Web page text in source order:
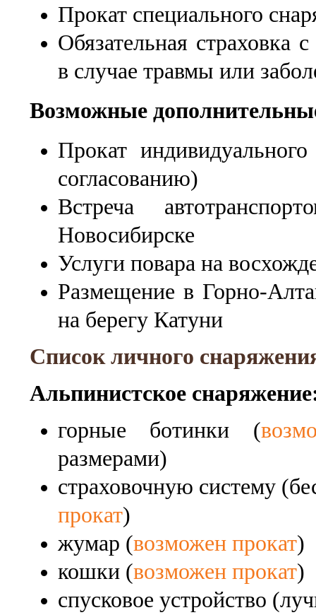
Прокат специального
Обязательная страховка
в случае травмы или
Возможные
Прокат
согласованию)
Встреча
Новосибирске
Услуги повара на
Размещение в Горно-
на берегу Катуни
Список личного
Альпинистское
горные ботинки (
размерами)
страховочную систему
прокат)
жумар (возможен прокат)
кошки (возможен прокат)
спусковое устройство